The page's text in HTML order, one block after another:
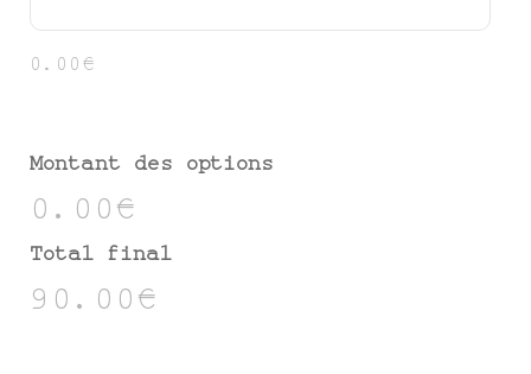
0.00€
Montant des options
0.00€
Total final
90.00€